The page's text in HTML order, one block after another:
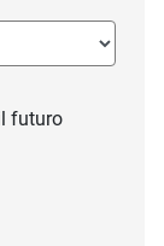
futuro